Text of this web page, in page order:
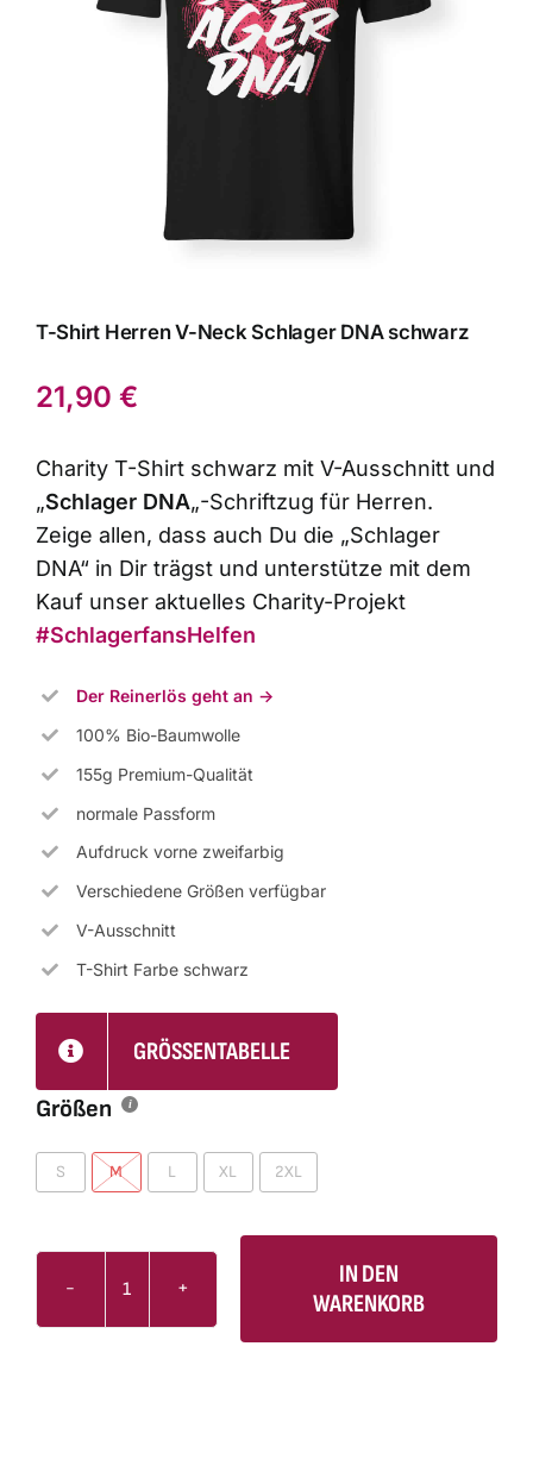
T-Shirt Herren V-Neck Schlager DNA schwarz
21,90 €
Charity T-Shirt schwarz mit V-Ausschnitt und
„Schlager DNA„-Schriftzug für Herren.
Zeige allen, dass auch Du die „Schlager
DNA“ in Dir trägst und unterstütze mit dem
Kauf unser aktuelles Charity-Projekt
#SchlagerfansHelfen
Der Reinerlös geht an ->
100% Bio-Baumwolle
155g Premium-Qualität
normale Passform
Aufdruck vorne zweifarbig
Verschiedene Größen verfügbar
V-Ausschnitt
T-Shirt Farbe schwarz
GRÖSSENTABELLE
Größen
S M L XL 2XL
T-
Shirt
IN DEN
WARENKORB